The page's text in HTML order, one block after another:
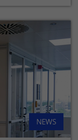
NEWS